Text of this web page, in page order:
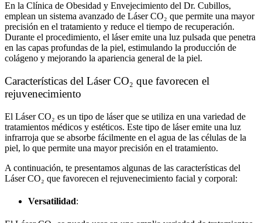
En la Clínica de Obesidad y Envejecimiento del Dr. Cubillos,
emplean un sistema avanzado de Láser CO₂ que permite una mayor
precisión en el tratamiento y reduce el tiempo de recuperación.
Durante el procedimiento, el láser emite una luz pulsada que penetra
en las capas profundas de la piel, estimulando la producción de
colágeno y mejorando la apariencia general de la piel.
Características del Láser CO₂ que favorecen el
rejuvenecimiento
El Láser CO₂ es un tipo de láser que se utiliza en una variedad de
tratamientos médicos y estéticos. Este tipo de láser emite una luz
infrarroja que se absorbe fácilmente en el agua de las células de la
piel, lo que permite una mayor precisión en el tratamiento.
A continuación, te presentamos algunas de las características del
Láser CO₂ que favorecen el rejuvenecimiento facial y corporal:
Versatilidad: